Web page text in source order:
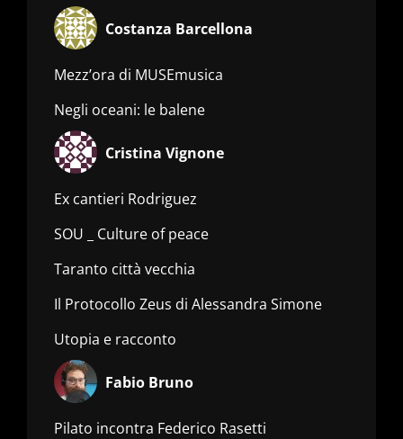
Costanza Barcellona
Mezz’ora di MUSEmusica
Negli oceani: le balene
Cristina Vignone
Ex cantieri Rodriguez
SOU _ Culture of peace
Taranto città vecchia
Il Protocollo Zeus di Alessandra Simone
Utopia e racconto
Fabio Bruno
Pilato incontra Federico Rasetti